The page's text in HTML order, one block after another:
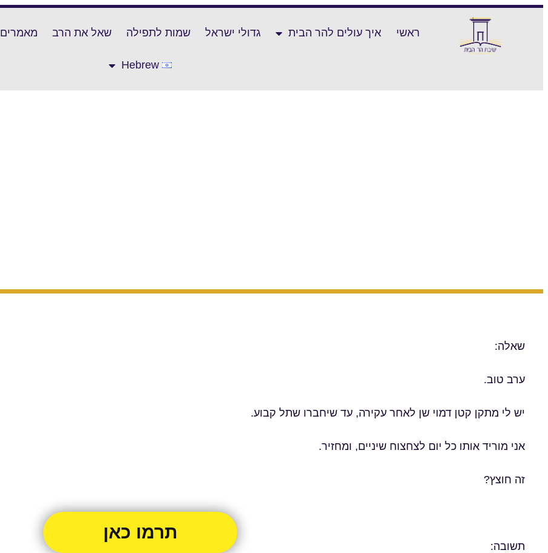
ראשי איך עולים להר הבית גדולי ישראל שמות לתפילה שאל את הרב מאמרים
Hebrew
שאלה:
ערב טוב.
יש לי מתקן קטן דמוי שן לאחר עקירה, עד שיחברו שתל קבוע.
אני מוריד אותו כל יום לצחצוח שיניים, ומחזיר.
זה חוצץ?
תשובה:
תרמו כאן